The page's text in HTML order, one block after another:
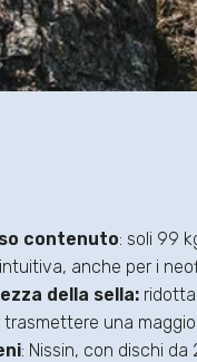
contenuto: soli 99
anche per i
della sella:
trasmettere una
: Nissin, con dischi da